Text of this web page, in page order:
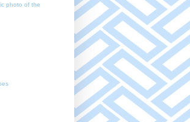
photo of the